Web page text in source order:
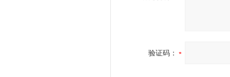
验证码：